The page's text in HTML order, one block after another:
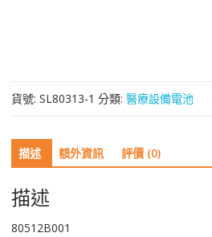
Criticare
80512B001
602-
14
602-
I4
507NJC
數
量
貨號: SL80313-1 分類: 醫療設備電池
描述 額外資訊 評價 (0)
描述
80512B001